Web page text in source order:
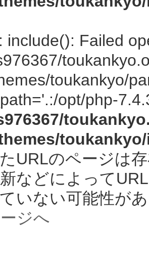
: include(): Failed
toukankyo/
opt/php-
URLのページは
などによって
いない可能性が
ジへ